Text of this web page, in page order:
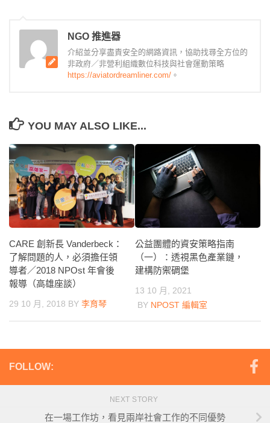
NGO 推進器
介紹並分享盡責安全的網路資訊，協助找尋全方位的
非政府／非營利組織數位科技與社會運動策略
https://aviatordreamliner.com/ 。
YOU MAY ALSO LIKE...
CARE 創新長 Vanderbeck：
了解問題的人，必須擔任領
導者／2018 NPOst 年會後
報導（高雄座談）
29 10 月, 2018 BY 李育琴
公益團體的資安策略指南
（一）：透視黑色產業鏈，
建構防禦碉堡
13 10 月, 2021
BY NPOST 編輯室
FOLLOW:
NEXT STORY
在一場工作坊，看見兩岸社會工作的不同優勢